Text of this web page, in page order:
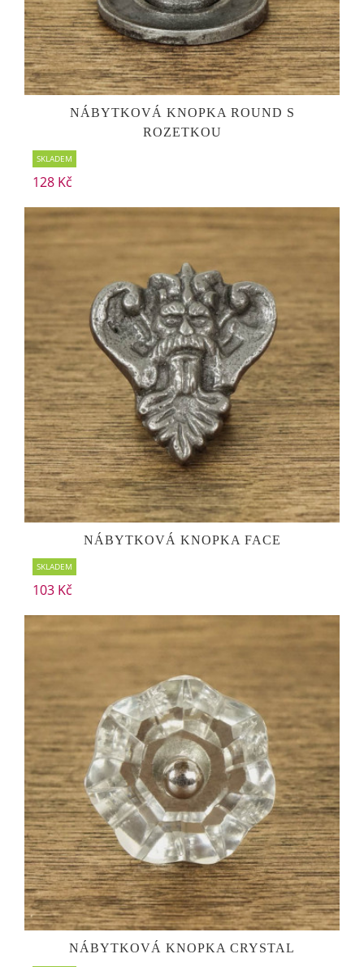
NÁBYTKOVÁ KNOPKA ROUND S
ROZETKOU
SKLADEM
128 Kč
NÁBYTKOVÁ KNOPKA FACE
SKLADEM
103 Kč
NÁBYTKOVÁ KNOPKA CRYSTAL